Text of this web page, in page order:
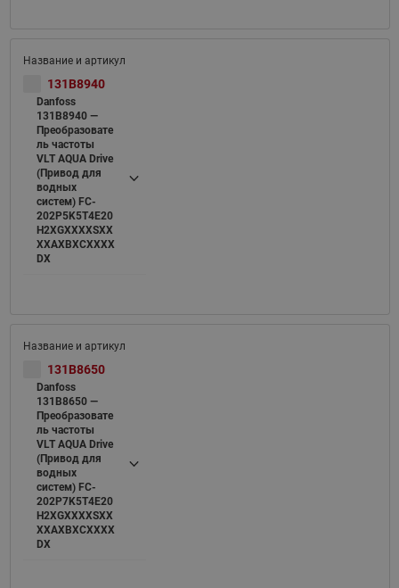
131B8940
Danfoss
131B8940 —
Преобразовате
ль частоты
VLT AQUA Drive
(Привод для
водных
систем) FC-
202P5K5T4E20
H2XGXXXXSXX
XXAXBXCXXXX
DX
131B8650
Danfoss
131B8650 —
Преобразовате
ль частоты
VLT AQUA Drive
(Привод для
водных
систем) FC-
202P7K5T4E20
H2XGXXXXSXX
XXAXBXCXXXX
DX